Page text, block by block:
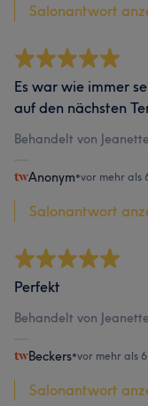
Salonantwort
Es war wie immer
auf den nächsten
Behandelt von
Anonym•vor mehr als
Salonantwort
Perfekt
Behandelt von
Beckers•vor mehr als
Salonantwort